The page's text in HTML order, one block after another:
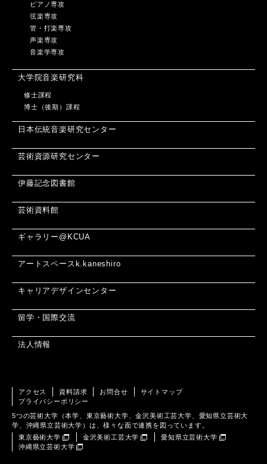
ピアノ専攻
弦楽専攻
管・打楽専攻
声楽専攻
音楽学専攻
大学院音楽研究科
修士課程
博士（後期）課程
日本伝統音楽研究センター
芸術資源研究センター
伊藤記念図書館
芸術資料館
ギャラリー@KCUA
アートスペースk.kaneshiro
キャリアデザインセンター
留学・国際交流
法人情報
アクセス 資料請求 お問合せ
サイトマップ
プライバシーポリシー
5つの芸術大学（本学、東京藝術大学、金沢美術工芸大学、愛知県立芸術大
学、沖縄県立芸術大学）は、様々な面で連携を図っています。
東京藝術大学
金沢美術工芸大学
愛知県立芸術大学
沖縄県立芸術大学